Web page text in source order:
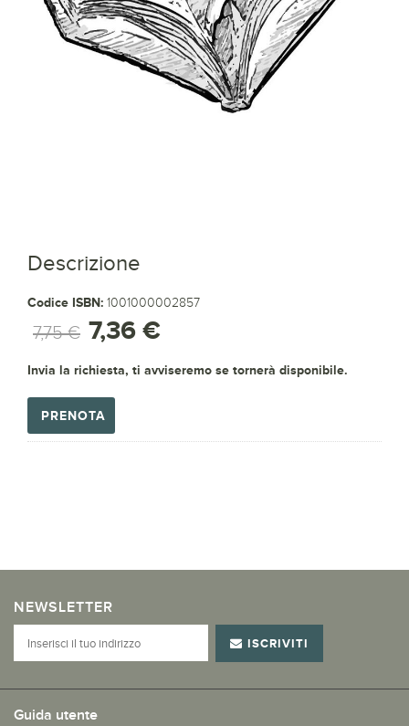
Descrizione
Codice ISBN: 1001000002857
7,75 € 7,36 €
Invia la richiesta, ti avviseremo se tornerà disponibile.
PRENOTA
NEWSLETTER
ISCRIVITI
Guida utente